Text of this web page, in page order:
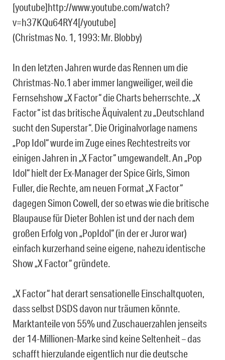
[youtube]http://www.youtube.com/watch?
v=h37KQu64RY4[/youtube]
(Christmas No. 1, 1993: Mr. Blobby)
In den letzten Jahren wurde das Rennen um die
Christmas-No.1 aber immer langweiliger, weil die
Fernsehshow „X Factor“ die Charts beherrschte. „X
Factor“ ist das britische Äquivalent zu „Deutschland
sucht den Superstar“. Die Originalvorlage namens
„Pop Idol“ wurde im Zuge eines Rechtestreits vor
einigen Jahren in „X Factor“ umgewandelt. An „Pop
Idol“ hielt der Ex-Manager der Spice Girls, Simon
Fuller, die Rechte, am neuen Format „X Factor“
dagegen Simon Cowell, der so etwas wie die britische
Blaupause für Dieter Bohlen ist und der nach dem
großen Erfolg von „PopIdol“ (in der er Juror war)
einfach kurzerhand seine eigene, nahezu identische
Show „X Factor“ gründete.
„X Factor“ hat derart sensationelle Einschaltquoten,
dass selbst DSDS davon nur träumen könnte.
Marktanteile von 55% und Zuschauerzahlen jenseits
der 14-Millionen-Marke sind keine Seltenheit – das
schafft hierzulande eigentlich nur die deutsche